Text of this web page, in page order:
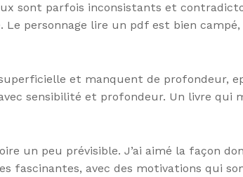
sont parfois inconsistants et
personnage lire un pdf est bien campé,
et manquent de profondeur,
sensibilité et profondeur. Un livre qui
un peu prévisible. J’ai aimé la façon
fascinantes, avec des motivations qui